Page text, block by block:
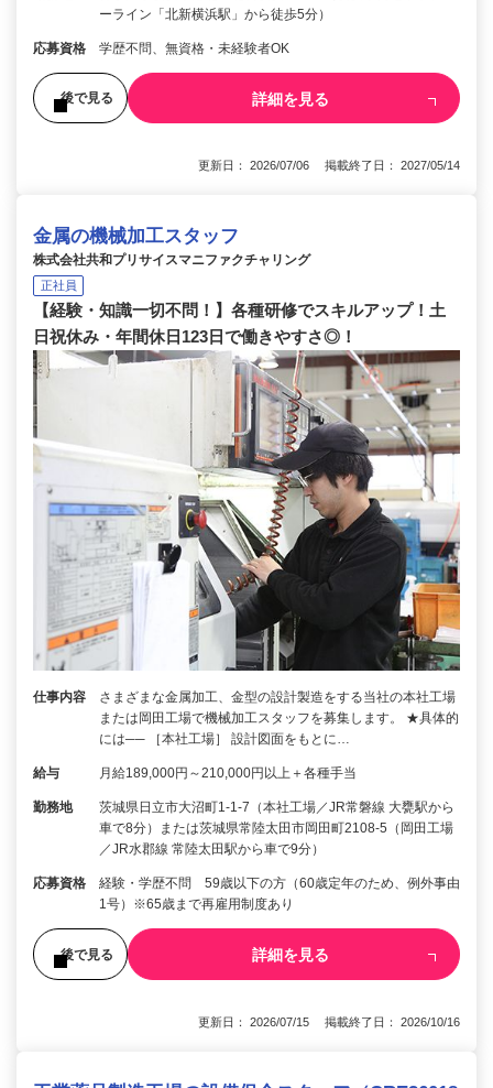
ーライン「北新横浜駅」から徒歩5分）
応募資格 学歴不問、無資格・未経験者OK
後で見る 詳細を見る
更新日： 2026/07/06 掲載終了日： 2027/05/14
金属の機械加工スタッフ
株式会社共和プリサイスマニファクチャリング
正社員
【経験・知識一切不問！】各種研修でスキルアップ！土
日祝休み・年間休日123日で働きやすさ◎！
仕事内容
さまざまな金属加工、金型の設計製造をする当社の本社工場
または岡田工場で機械加工スタッフを募集します。 ★具体的
には── ［本社工場］ 設計図面をもとに…
給与 月給189,000円～210,000円以上＋各種手当
勤務地
茨城県日立市大沼町1-1-7（本社工場／JR常磐線 大甕駅から
車で8分）または茨城県常陸太田市岡田町2108-5（岡田工場
／JR水郡線 常陸太田駅から車で9分）
応募資格
経験・学歴不問 59歳以下の方（60歳定年のため、例外事由
1号）※65歳まで再雇用制度あり
後で見る 詳細を見る
更新日： 2026/07/15 掲載終了日： 2026/10/16